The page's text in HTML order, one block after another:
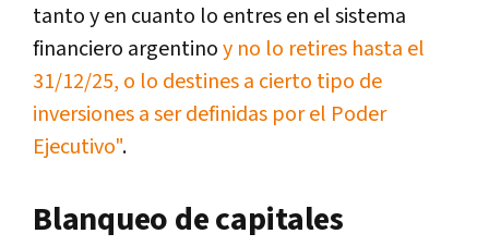
tanto y en cuanto lo entres en el sistema
financiero argentinoy no lo retires hasta el
31/12/25, o lo destines a cierto tipo de
inversiones a ser definidas por el Poder
Ejecutivo".
Blanqueo de capitales